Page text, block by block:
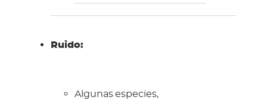
Ruido:
Algunas especies,